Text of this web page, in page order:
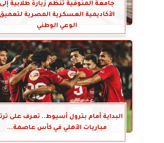
جامعة المنوفية تنظم زيارة طلابية إلى
الأكاديمية العسكرية المصرية لتعميق
الوعي الوطني
البداية أمام بترول أسيوط.. تعرف على
مباريات الأهلي في كأس عاصمة...